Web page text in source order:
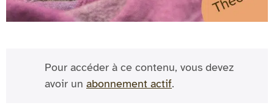
Pour accéder à ce contenu, vous devez
avoir un abonnement actif.